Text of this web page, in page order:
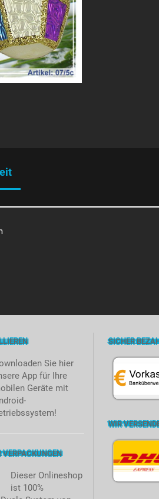
Sie hier
App für Ihre
Geräte mit
VERPACKUNGEN
Dieser Onlineshop
ist 100%
SICHER
WIR